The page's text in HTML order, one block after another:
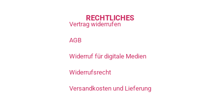
RECHTLICHES
Vertrag widerrufen
AGB
Widerruf für digitale Medien
Widerrufsrecht
Versandkosten und Lieferung